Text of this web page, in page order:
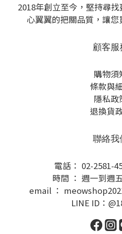
2018年創立至今，堅持尋
心翼翼的把關品質，讓您
顧客服
購物須
條款與
隱私政
退換貨
聯絡我
電話： 02-2581-
時間 ： 週一到週
email ：
LINE ID：